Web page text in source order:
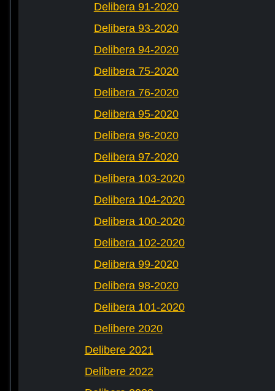
Delibera 91-2020
Delibera 93-2020
Delibera 94-2020
Delibera 75-2020
Delibera 76-2020
Delibera 95-2020
Delibera 96-2020
Delibera 97-2020
Delibera 103-2020
Delibera 104-2020
Delibera 100-2020
Delibera 102-2020
Delibera 99-2020
Delibera 98-2020
Delibera 101-2020
Delibere 2020
Delibere 2021
Delibere 2022